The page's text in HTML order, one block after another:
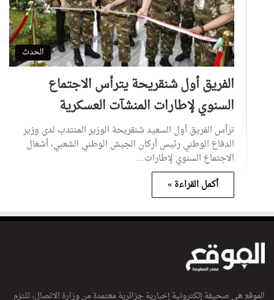
الحدث
الفريق أول شنقريحة يترأس الاجتماع
السنوي لإطارات المنشآت العسكرية
ترأس الفريق أول السعيد شنقريحة الوزير المنتدب لدى وزير
الدفاع الوطني رئيس أركان الجيش الوطني الشعبي، أشغال
الاجتماع السنوي لإطارات…
أكمل القراءة »
الموقع هي صحيفة إلكترونية إخبارية جزائرية معتمدة من وزارة الاتصال، تلتزم